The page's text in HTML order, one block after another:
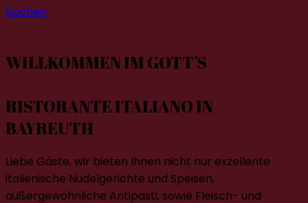
buchen
WILLKOMMEN IM GOTT’S
RISTORANTE ITALIANO IN
BAYREUTH
Liebe Gäste, wir bieten Ihnen nicht nur exzellente
italienische Nudelgerichte und Speisen,
außergewöhnliche Antipasti, sowie Fleisch- und